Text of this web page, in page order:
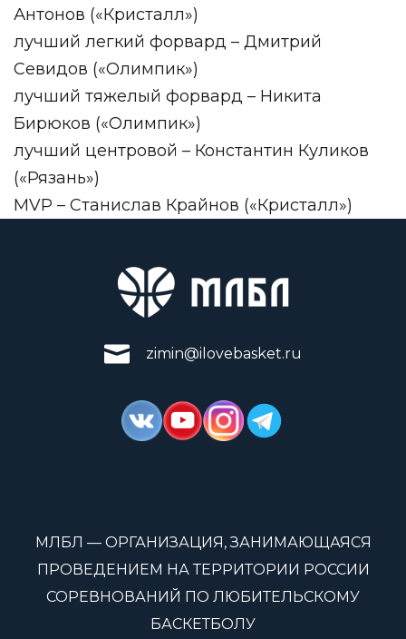
Антонов («Кристалл»)
лучший легкий форвард – Дмитрий
Севидов («Олимпик»)
лучший тяжелый форвард – Никита
Бирюков («Олимпик»)
лучший центровой – Константин Куликов
(«Рязань»)
MVP – Станислав Крайнов («Кристалл»)
zimin@ilovebasket.ru
МЛБЛ — ОРГАНИЗАЦИЯ, ЗАНИМАЮЩАЯСЯ
ПРОВЕДЕНИЕМ НА ТЕРРИТОРИИ РОССИИ
СОРЕВНОВАНИЙ ПО ЛЮБИТЕЛЬСКОМУ
БАСКЕТБОЛУ